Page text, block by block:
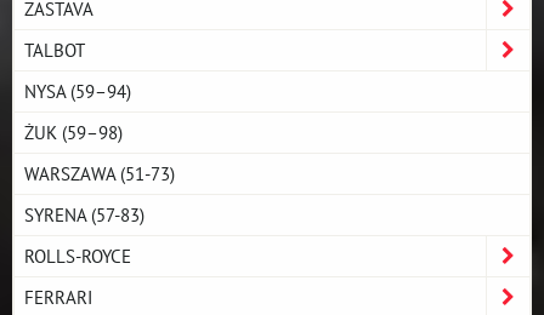
ZASTAVA
TALBOT
NYSA (59–94)
ŻUK (59–98)
WARSZAWA (51-73)
SYRENA (57-83)
ROLLS-ROYCE
FERRARI